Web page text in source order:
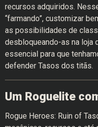
recursos adquiridos.
“farmando”, customizar
as possibilidades de
desbloqueando-as na loja
essencial para que
defender Tasos dos titãs.
Um Roguelite
Rogue Heroes: Ruin of